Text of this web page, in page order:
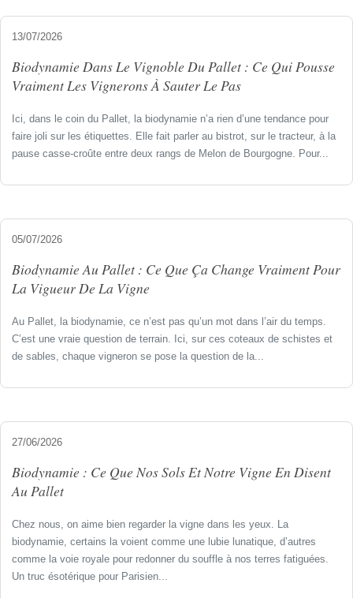
13/07/2026
Biodynamie Dans Le Vignoble Du Pallet : Ce Qui Pousse
Vraiment Les Vignerons À Sauter Le Pas
Ici, dans le coin du Pallet, la biodynamie n’a rien d’une tendance pour
faire joli sur les étiquettes. Elle fait parler au bistrot, sur le tracteur, à la
pause casse-croûte entre deux rangs de Melon de Bourgogne. Pour...
05/07/2026
Biodynamie Au Pallet : Ce Que Ça Change Vraiment Pour
La Vigueur De La Vigne
Au Pallet, la biodynamie, ce n’est pas qu’un mot dans l’air du temps.
C’est une vraie question de terrain. Ici, sur ces coteaux de schistes et
de sables, chaque vigneron se pose la question de la...
27/06/2026
Biodynamie : Ce Que Nos Sols Et Notre Vigne En Disent
Au Pallet
Chez nous, on aime bien regarder la vigne dans les yeux. La
biodynamie, certains la voient comme une lubie lunatique, d’autres
comme la voie royale pour redonner du souffle à nos terres fatiguées.
Un truc ésotérique pour Parisien...